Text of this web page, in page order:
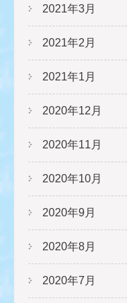
2021年3月
2021年2月
2021年1月
2020年12月
2020年11月
2020年10月
2020年9月
2020年8月
2020年7月